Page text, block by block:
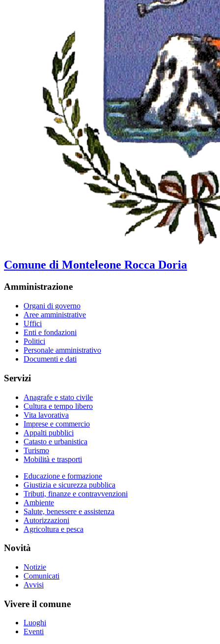
Comune di Monteleone Rocca Doria
Amministrazione
Organi di governo
Aree amministrative
Uffici
Enti e fondazioni
Politici
Personale amministrativo
Documenti e dati
Servizi
Anagrafe e stato civile
Cultura e tempo libero
Vita lavorativa
Imprese e commercio
Appalti pubblici
Catasto e urbanistica
Turismo
Mobilità e trasporti
Educazione e formazione
Giustizia e sicurezza pubblica
Tributi, finanze e contravvenzioni
Ambiente
Salute, benessere e assistenza
Autorizzazioni
Agricoltura e pesca
Novità
Notizie
Comunicati
Avvisi
Vivere il comune
Luoghi
Eventi